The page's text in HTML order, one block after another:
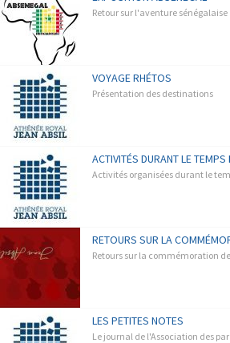
Retour sur l'aventure sénégalaise
VOYAGE RHÉTOS
Présentation des destinations
ACTIVITÉS DURANT LE TEMPS
Activités organisées durant le
RETOURS SUR LA
Retours sur la commémoration
LES PETITES NOTES
Le journal de l'Association des